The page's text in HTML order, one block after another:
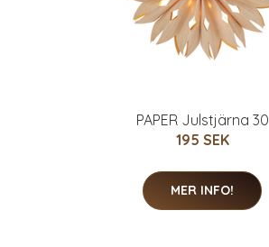
PAPER Julstjärna 30
195 SEK
MER INFO!